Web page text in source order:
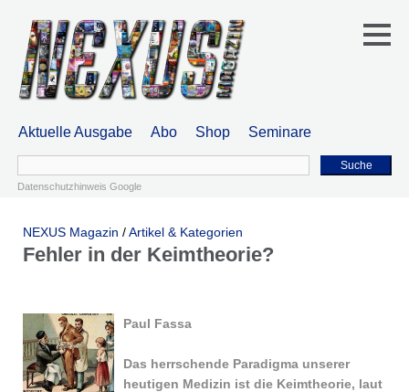
Aktuelle Ausgabe Abo Shop Seminare
Suche
Datenschutzhinweis Google
NEXUS Magazin /Artikel & Kategorien
Fehler in der Keimtheorie?
Paul Fassa
Das herrschende Paradigma unserer
heutigen Medizin ist die Keimtheorie, laut